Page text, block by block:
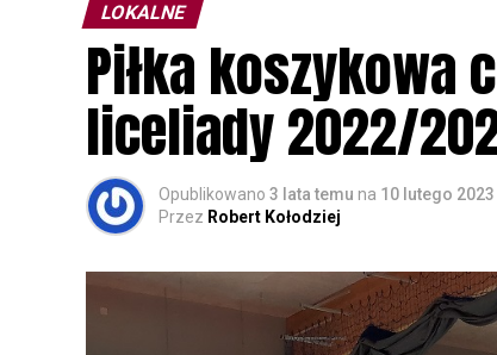
Wszystkich uczestników zapraszamy
rozpoznawanie głosów sów i
zapisy.
LOKALNE
Piłka koszykowa
liceliady 2022/
Opublikowano 3 lata temu na 10 lutego 2023
Przez Robert Kołodziej